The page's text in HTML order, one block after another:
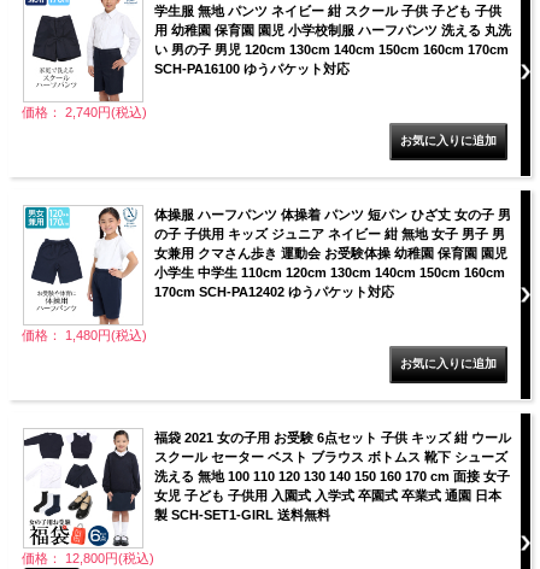
学生服 無地 パンツ ネイビー 紺 スクール 子供 子ども 子供
用 幼稚園 保育園 園児 小学校制服 ハーフパンツ 洗える 丸洗
い 男の子 男児 120cm 130cm 140cm 150cm 160cm 170cm
SCH-PA16100 ゆうパケット対応
価格： 2,740円(税込)
体操服 ハーフパンツ 体操着 パンツ 短パン ひざ丈 女の子 男
の子 子供用 キッズ ジュニア ネイビー 紺 無地 女子 男子 男
女兼用 クマさん歩き 運動会 お受験体操 幼稚園 保育園 園児
小学生 中学生 110cm 120cm 130cm 140cm 150cm 160cm
170cm SCH-PA12402 ゆうパケット対応
価格： 1,480円(税込)
福袋 2021 女の子用 お受験 6点セット 子供 キッズ 紺 ウール
スクール セーター ベスト ブラウス ボトムス 靴下 シューズ
洗える 無地 100 110 120 130 140 150 160 170 cm 面接 女子
女児 子ども 子供用 入園式 入学式 卒園式 卒業式 通園 日本
製 SCH-SET1-GIRL 送料無料
価格： 12,800円(税込)